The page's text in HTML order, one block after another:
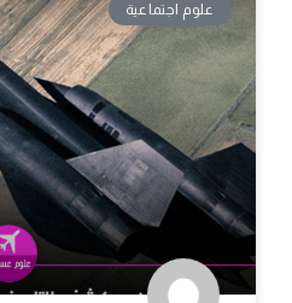
علوم اجتماعية